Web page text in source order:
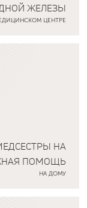
ЖЕЛЕЗЫ
ЦЕНТРЕ
НА
ПОМОЩЬ
НА ДОМУ